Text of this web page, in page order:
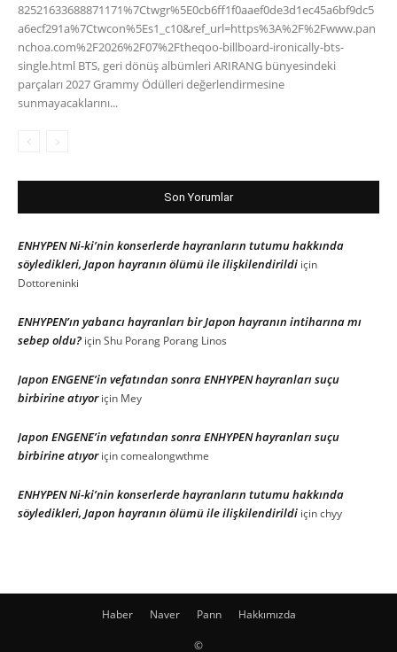
82521633688871171%7Ctwgr%5E0cb6ff1f0aaef0de3d1ec45a6bf9dc5
a6ecf291a%7Ctwcon%5Es1_c10&ref_url=https%3A%2F%2Fwww.pan
nchoa.com%2F2026%2F07%2Ftheqoo-billboard-ironically-bts-
single.html BTS, geri dönüş albümleri ARIRANG bünyesindeki
parçaları 2027 Grammy Ödülleri değerlendirmesine
sunmayacaklarını...
Son Yorumlar
ENHYPEN Ni-ki’nin konserlerde hayranların tutumu hakkında
söyledikleri, Japon hayranın ölümü ile ilişkilendirildi için
Dottoreninki
ENHYPEN’ın yabancı hayranları bir Japon hayranın intiharına mı
sebep oldu? içinShu Porang Porang Linos
Japon ENGENE’in vefatından sonra ENHYPEN hayranları suçu
birbirine atıyoriçin Mey
Japon ENGENE’in vefatından sonra ENHYPEN hayranları suçu
birbirine atıyoriçincomealongwthme
ENHYPEN Ni-ki’nin konserlerde hayranların tutumu hakkında
söyledikleri, Japon hayranın ölümü ile ilişkilendirildi içinchyy
Haber Naver Pann Hakkımızda
©